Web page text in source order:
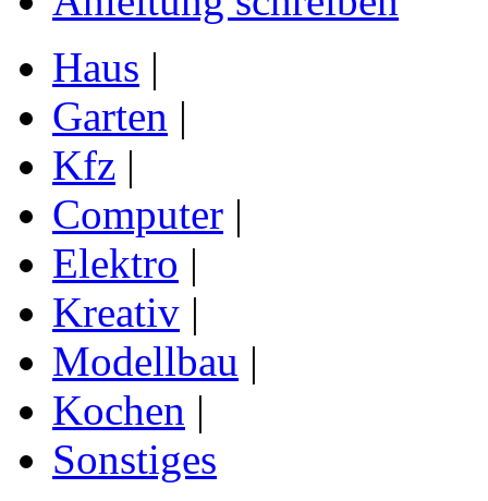
Haus |
Garten |
Kfz |
Computer |
Elektro |
Kreativ |
Modellbau |
Kochen |
Sonstiges